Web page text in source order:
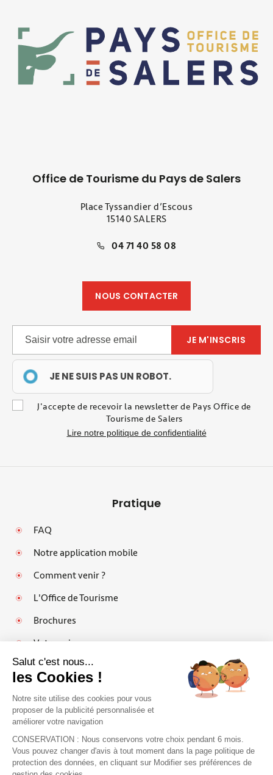
Office de Tourisme du Pays de Salers
Place Tyssandier d’Escous
15140 SALERS
04 71 40 58 08
NOUS CONTACTER
JE NE SUIS PAS UN ROBOT.
J'accepte de recevoir la newsletter de Pays Office de
Tourisme de Salers
Lire notre politique de confidentialité
Pratique
FAQ
Notre application mobile
Comment venir ?
L'Office de Tourisme
Brochures
Votre avis
Mentions légales
Politique de protection des données personnelles et cookies
Espace pro
FAQ
Salut c'est nous...
les Cookies !
Notre site utilise des cookies pour vous
proposer de la publicité personnalisée et
améliorer votre navigation
CONSERVATION : Nous conservons votre choix pendant 6 mois.
Vous pouvez changer d'avis à tout moment dans la page politique de
protection des données, en cliquant sur Modifier ses préférences de
J'accepte de recevoir le guide et vos